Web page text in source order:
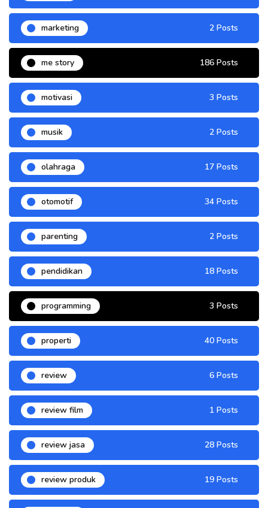
marketing 2 Posts
me story 186 Posts
motivasi 3 Posts
musik 2 Posts
olahraga 17 Posts
otomotif 34 Posts
parenting 2 Posts
pendidikan 18 Posts
programming 3 Posts
properti 40 Posts
review 6 Posts
review film 1 Posts
review jasa 28 Posts
review produk 19 Posts